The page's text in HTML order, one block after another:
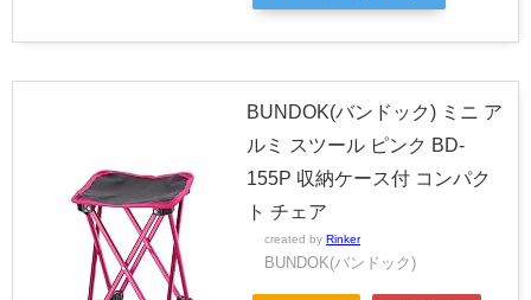
BUNDOK(バンドック) ミニ ア
ルミ スツール ピンク BD-
155P 収納ケース付 コンパク
ト チェア
created by Rinker
BUNDOK(バンドック)